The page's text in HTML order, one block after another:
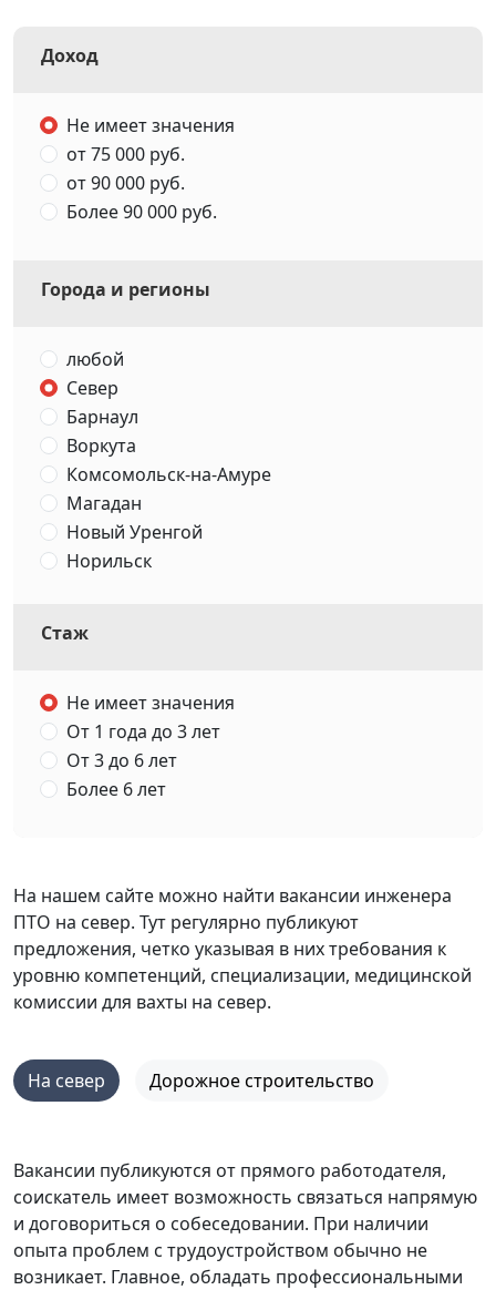
Доход
Не имеет значения
от 75 000 руб.
от 90 000 руб.
Более 90 000 руб.
Города и регионы
любой
Север
Барнаул
Воркута
Комсомольск-на-Амуре
Магадан
Новый Уренгой
Норильск
Южно-Сахалинск
Стаж
Не имеет значения
От 1 года до 3 лет
От 3 до 6 лет
Более 6 лет
На нашем сайте можно найти вакансии инженера
ПТО на север. Тут регулярно публикуют
предложения, четко указывая в них требования к
уровню компетенций, специализации, медицинской
комиссии для вахты на север.
На север Дорожное строительство
Вакансии публикуются от прямого работодателя,
соискатель имеет возможность связаться напрямую
и договориться о собеседовании. При наличии
опыта проблем с трудоустройством обычно не
возникает. Главное, обладать профессиональными